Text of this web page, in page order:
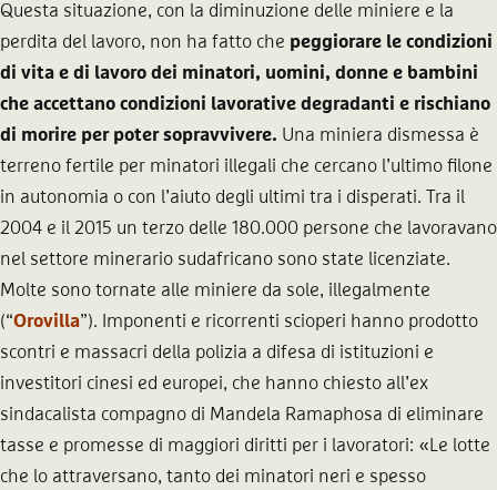
Questa situazione, con la diminuzione delle miniere e la
perdita del lavoro, non ha fatto che peggiorare le condizioni
di vita e di lavoro dei minatori, uomini, donne e bambini
che accettano condizioni lavorative degradanti e rischiano
di morire per poter sopravvivere. Una miniera dismessa è
terreno fertile per minatori illegali che cercano l’ultimo filone
in autonomia o con l’aiuto degli ultimi tra i disperati. Tra il
2004 e il 2015 un terzo delle 180.000 persone che lavoravano
nel settore minerario sudafricano sono state licenziate.
Molte sono tornate alle miniere da sole, illegalmente
(“Orovilla”). Imponenti e ricorrenti scioperi hanno prodotto
scontri e massacri della polizia a difesa di istituzioni e
investitori cinesi ed europei, che hanno chiesto all’ex
sindacalista compagno di Mandela Ramaphosa di eliminare
tasse e promesse di maggiori diritti per i lavoratori: «Le lotte
che lo attraversano, tanto dei minatori neri e spesso